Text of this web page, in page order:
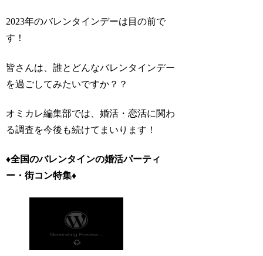
2023年のバレンタインデーは目の前で
す！
皆さんは、誰とどんなバレンタインデー
を過ごしてみたいですか？？
オミカレ編集部では、婚活・恋活に関わ
る調査を今後も続けてまいります！
♦全国のバレンタインの婚活パーティ
ー・街コン特集♦